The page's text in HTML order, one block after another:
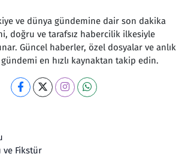
ve dünya gündemine dair son dakika
doğru ve tarafsız habercilik ilkesiyle
Güncel haberler, özel dosyalar ve anlık
en hızlı kaynaktan takip edin.
ve Fikstür